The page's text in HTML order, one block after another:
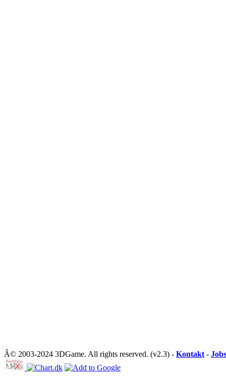
Â© 2003-2024 3DGame. All rights reserved. (v2.3) - Kontakt - Jobs